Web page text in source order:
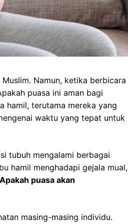
Namun, ketika berbicara
puasa ini aman bagi
hamil, terutama mereka yang
waktu yang tepat untuk
tubuh mengalami berbagai
hamil menghadapi gejala mual,
Apakah puasa akan
masing-masing individu.